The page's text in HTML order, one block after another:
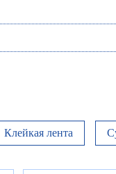
Клейкая лента